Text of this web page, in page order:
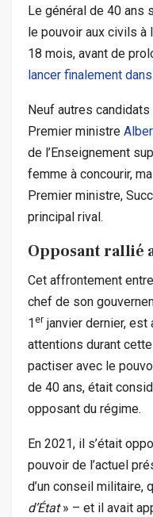
Le général de 40 ans
le pouvoir aux civils à
18 mois, avant de
lancer finalement
Neuf autres
Premier ministre
de l’Enseignement
femme à concourir,
Premier ministre,
principal rival.
Opposant rallié
Cet affrontement
chef de son
1 er janvier dernier,
attentions durant
pactiser avec le
de 40 ans, était
opposant du régime.
En 2021, il s’était
pouvoir de l’actuel
d’un conseil militaire,
d’État» – et il avait